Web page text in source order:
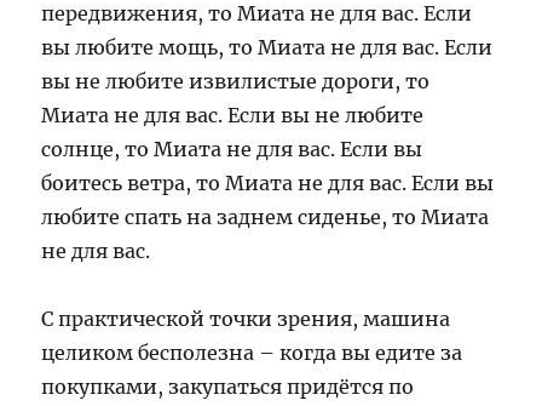
передвижения, то Миата не для вас. Если
вы любите мощь, то Миата не для вас. Если
вы не любите извилистые дороги, то
Миата не для вас. Если вы не любите
солнце, то Миата не для вас. Если вы
боитесь ветра, то Миата не для вас. Если вы
любите спать на заднем сиденье, то Миата
не для вас.
С практической точки зрения, машина
целиком бесполезна – когда вы едите за
покупками, закупаться придётся по